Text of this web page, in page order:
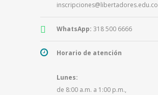
inscripciones@libertadores.edu.co
WhatsApp: 318 500 6666
Horario de atención
Lunes:
de 8:00 a.m. a 1:00 p.m.,